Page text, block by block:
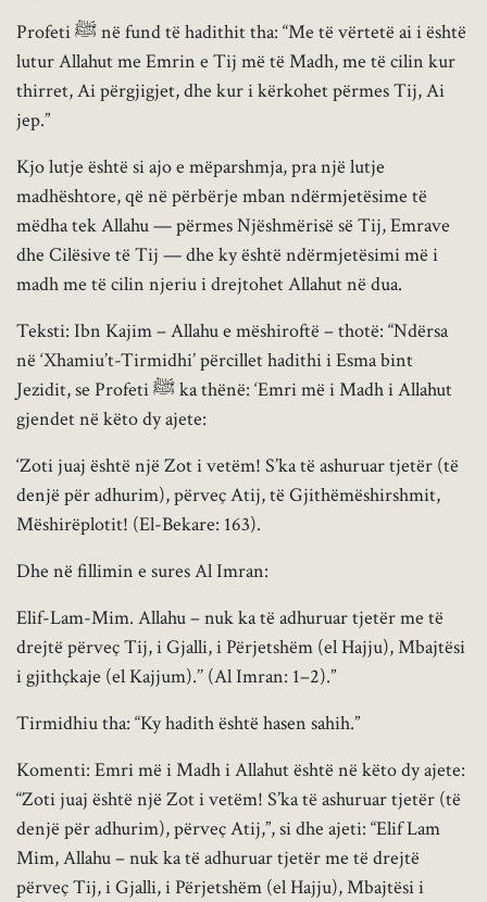
Profeti ﷺ në fund të hadithit tha: “Me të vërtetë ai i është
lutur Allahut me Emrin e Tij më të Madh, me të cilin kur
thirret, Ai përgjigjet, dhe kur i kërkohet përmes Tij, Ai
jep.”
Kjo lutje është si ajo e mëparshmja, pra një lutje
madhështore, që në përbërje mban ndërmjetësime të
mëdha tek Allahu — përmes Njëshmërisë së Tij, Emrave
dhe Cilësive të Tij — dhe ky është ndërmjetësimi më i
madh me të cilin njeriu i drejtohet Allahut në dua.
Teksti: Ibn Kajim – Allahu e mëshiroftë – thotë: “Ndërsa
në ‘Xhamiu’t-Tirmidhi’ përcillet hadithi i Esma bint
Jezidit, se Profeti ﷺ ka thënë: ‘Emri më i Madh i Allahut
gjendet në këto dy ajete:
‘Zoti juaj është një Zot i vetëm! S’ka të ashuruar tjetër (të
denjë për adhurim), përveç Atij, të Gjithëmëshirshmit,
Mëshirëplotit! (El-Bekare: 163).
Dhe në fillimin e sures Al Imran:
Elif-Lam-Mim. Allahu – nuk ka të adhuruar tjetër me të
drejtë përveç Tij, i Gjalli, i Përjetshëm (el Hajju), Mbajtësi
i gjithçkaje (el Kajjum).’’ (Al Imran: 1–2).”
Tirmidhiu tha: “Ky hadith është hasen sahih.”
Komenti: Emri më i Madh i Allahut është në këto dy ajete:
“Zoti juaj është një Zot i vetëm! S’ka të ashuruar tjetër (të
denjë për adhurim), përveç Atij,”, si dhe ajeti: “Elif Lam
Mim, Allahu – nuk ka të adhuruar tjetër me të drejtë
përveç Tij, i Gjalli, i Përjetshëm (el Hajju), Mbajtësi i